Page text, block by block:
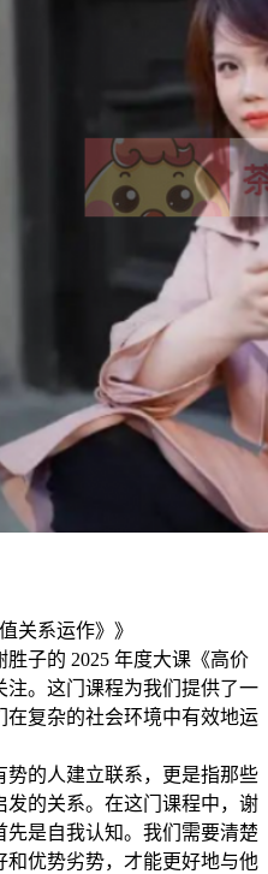
关系运作》》
子的 2025 年度大课《高价
。这门课程为我们提供了一
复杂的社会环境中有效地运
的人建立联系，更是指那些
的关系。在这门课程中，谢
是自我认知。我们需要清楚
优势劣势，才能更好地与他